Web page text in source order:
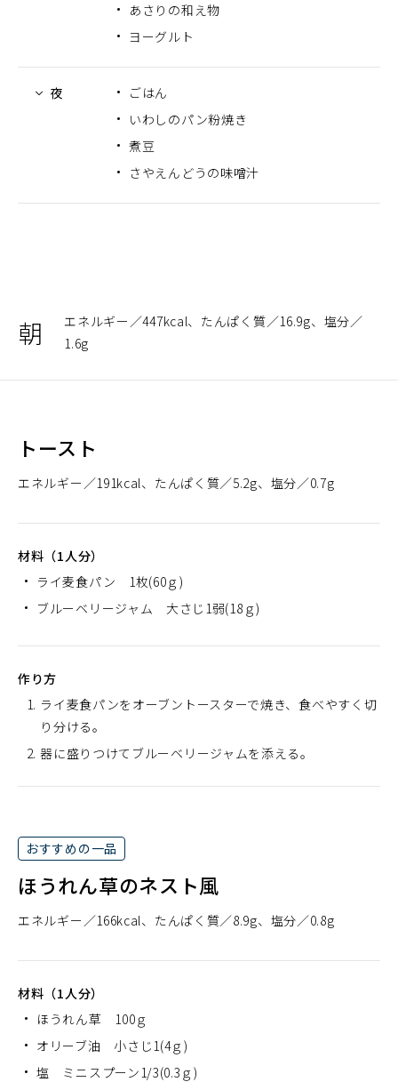
あさりの和え物
ヨーグルト
夜
ごはん
いわしのパン粉焼き
煮豆
さやえんどうの味噌汁
朝 エネルギー 447kcal たんぱく質 16.9g
塩分
1.6g
トースト
エネルギー 191kcal たんぱく質 5.2g 塩分 0.7g
材料（1人分）
ライ麦食パン 1枚(60ｇ)
ブルーベリージャム 大さじ1弱(18ｇ)
作り方
ライ麦食パンをオーブントースターで焼き、食べやすく切
り分ける。
器に盛りつけてブルーベリージャムを添える。
ほうれん草のネスト風
おすすめの一品
エネルギー 166kcal たんぱく質 8.9g 塩分 0.8g
材料（1人分）
ほうれん草 100ｇ
オリーブ油 小さじ1(4ｇ)
塩 ミニスプーン1/3(0.3ｇ)